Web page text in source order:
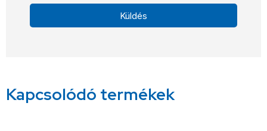
Küldés
Kapcsolódó termékek